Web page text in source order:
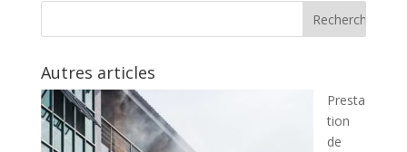
Autres articles
Presta
tion
de